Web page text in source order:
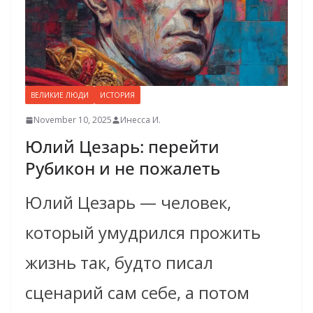
ВЕЛИКИЕ ЛЮДИ ИСТОРИЯ
November 10, 2025 Инесса И.
Юлий Цезарь: перейти
Рубикон и не пожалеть
Юлий Цезарь — человек,
который умудрился прожить
жизнь так, будто писал
сценарий сам себе, а потом